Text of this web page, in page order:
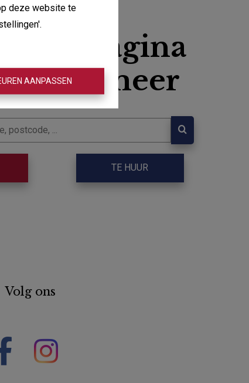
deze website te
AANPASSEN
deze pagina
niet meer
TE HUUR
Volg ons